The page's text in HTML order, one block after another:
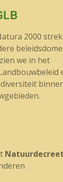
2000
we in het
Natuurdecreet